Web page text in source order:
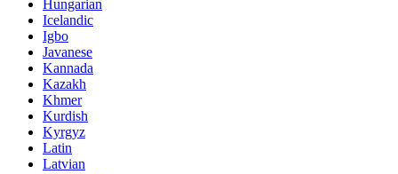
Hungarian
Icelandic
Igbo
Javanese
Kannada
Kazakh
Khmer
Kurdish
Kyrgyz
Latin
Latvian